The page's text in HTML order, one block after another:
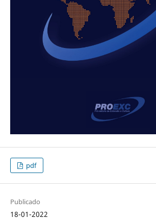
pdf
Publicado
18-01-2022